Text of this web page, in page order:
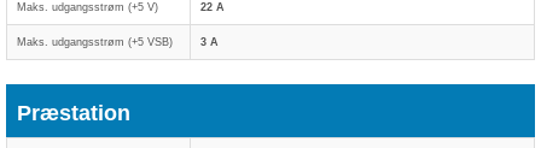
Maks. udgangsstrøm (+5 V) 22 A
Maks. udgangsstrøm (+5 VSB) 3 A
Præstation